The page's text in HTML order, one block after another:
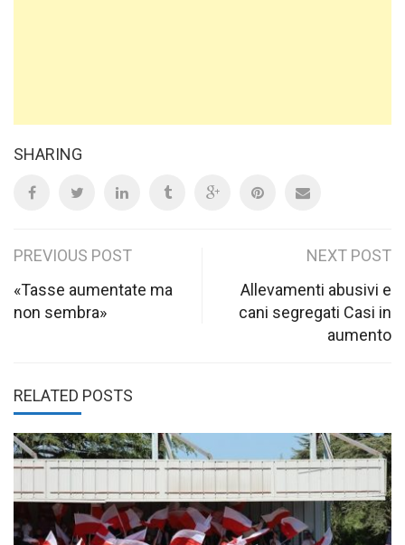
SHARING
Post
navigation
PREVIOUS POST
«Tasse aumentate ma
non sembra»
NEXT POST
Allevamenti abusivi e
cani segregati Casi in
aumento
RELATED POSTS